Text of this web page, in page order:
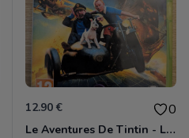
12.90 € 0
Le Aventures De Tintin - Le Secret De La Licorne Xbox 360